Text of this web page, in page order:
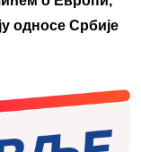
односе Србије